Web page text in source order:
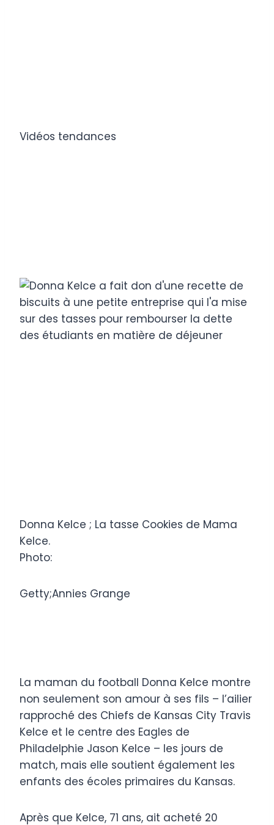
Vidéos tendances
Donna Kelce ; La tasse Cookies de Mama
Kelce.
Photo:
Getty;Annies Grange
La maman du football Donna Kelce montre
non seulement son amour à ses fils – l’ailier
rapproché des Chiefs de Kansas City Travis
Kelce et le centre des Eagles de
Philadelphie Jason Kelce – les jours de
match, mais elle soutient également les
enfants des écoles primaires du Kansas.
Après que Kelce, 71 ans, ait acheté 20